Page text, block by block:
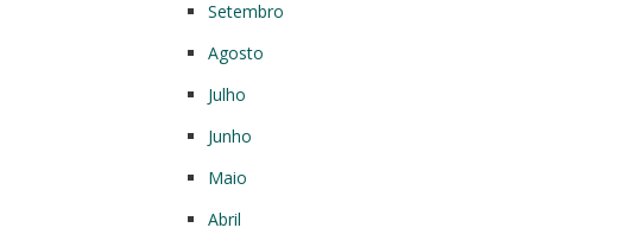
Setembro
Agosto
Julho
Junho
Maio
Abril